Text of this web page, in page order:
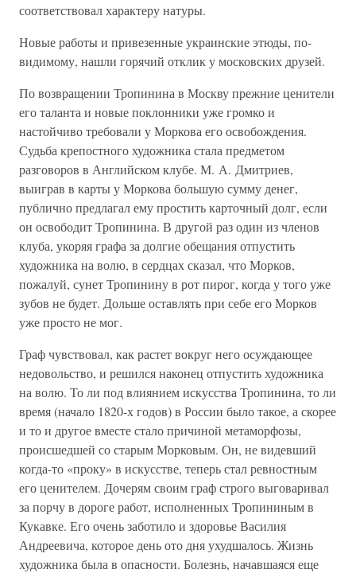
соответствовал характеру натуры.
Новые работы и привезенные украинские этюды, по-
видимому, нашли горячий отклик у московских друзей.
По возвращении Тропинина в Москву прежние ценители
его таланта и новые поклонники уже громко и
настойчиво требовали у Моркова его освобождения.
Судьба крепостного художника стала предметом
разговоров в Английском клубе. М. А. Дмитриев,
выиграв в карты у Моркова большую сумму денег,
публично предлагал ему простить карточный долг, если
он освободит Тропинина. В другой раз один из членов
клуба, укоряя графа за долгие обещания отпустить
художника на волю, в сердцах сказал, что Морков,
пожалуй, сунет Тропинину в рот пирог, когда у того уже
зубов не будет. Дольше оставлять при себе его Морков
уже просто не мог.
Граф чувствовал, как растет вокруг него осуждающее
недовольство, и решился наконец отпустить художника
на волю. То ли под влиянием искусства Тропинина, то ли
время (начало 1820-х годов) в России было такое, а скорее
и то и другое вместе стало причиной метаморфозы,
происшедшей со старым Морковым. Он, не видевший
когда-то «проку» в искусстве, теперь стал ревностным
его ценителем. Дочерям своим граф строго выговаривал
за порчу в дороге работ, исполненных Тропининым в
Кукавке. Его очень заботило и здоровье Василия
Андреевича, которое день ото дня ухудшалось. Жизнь
художника была в опасности. Болезнь, начавшаяся еще